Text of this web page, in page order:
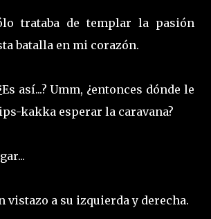
trataba de templar la pasión
batalla en mi corazón.
así...? Umm, ¿entonces dónde le
kakka esperar la caravana?
vistazo a su izquierda y derecha.